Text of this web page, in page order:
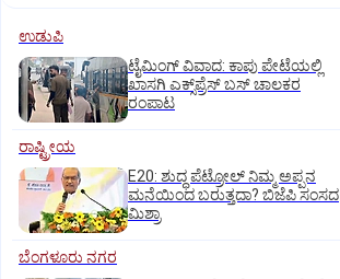
ಉಡುಪಿ
ಟೈಮಿಂಗ್‌ ವಿವಾದ: ಕಾಪು ಪೇಟೆಯಲ್ಲಿ
ಖಾಸಗಿ ಎಕ್ಸ್‌ಪ್ರೆಸ್ ಬಸ್‌ ಚಾಲಕರ
ರಂಪಾಟ
ರಾಷ್ಟ್ರೀಯ
E20: ಶುದ್ಧ ಪೆಟ್ರೋಲ್ ನಿಮ್ಮ ಅಪ್ಪನ
ಮನೆಯಿಂದ ಬರುತ್ತದಾ? ಬಿಜೆಪಿ ಸಂಸದ
ಮಿಶ್ರಾ
ಬೆಂಗಳೂರು ನಗರ